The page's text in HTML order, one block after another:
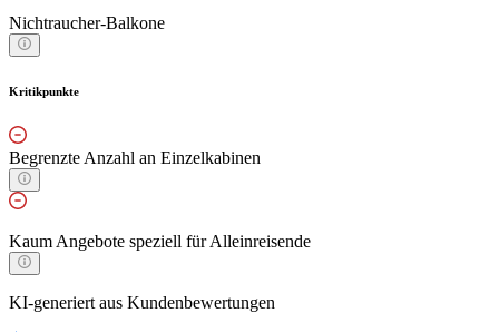
Nichtraucher-Balkone
Kritikpunkte
Begrenzte Anzahl an Einzelkabinen
Kaum Angebote speziell für Alleinreisende
KI-generiert aus Kundenbewertungen